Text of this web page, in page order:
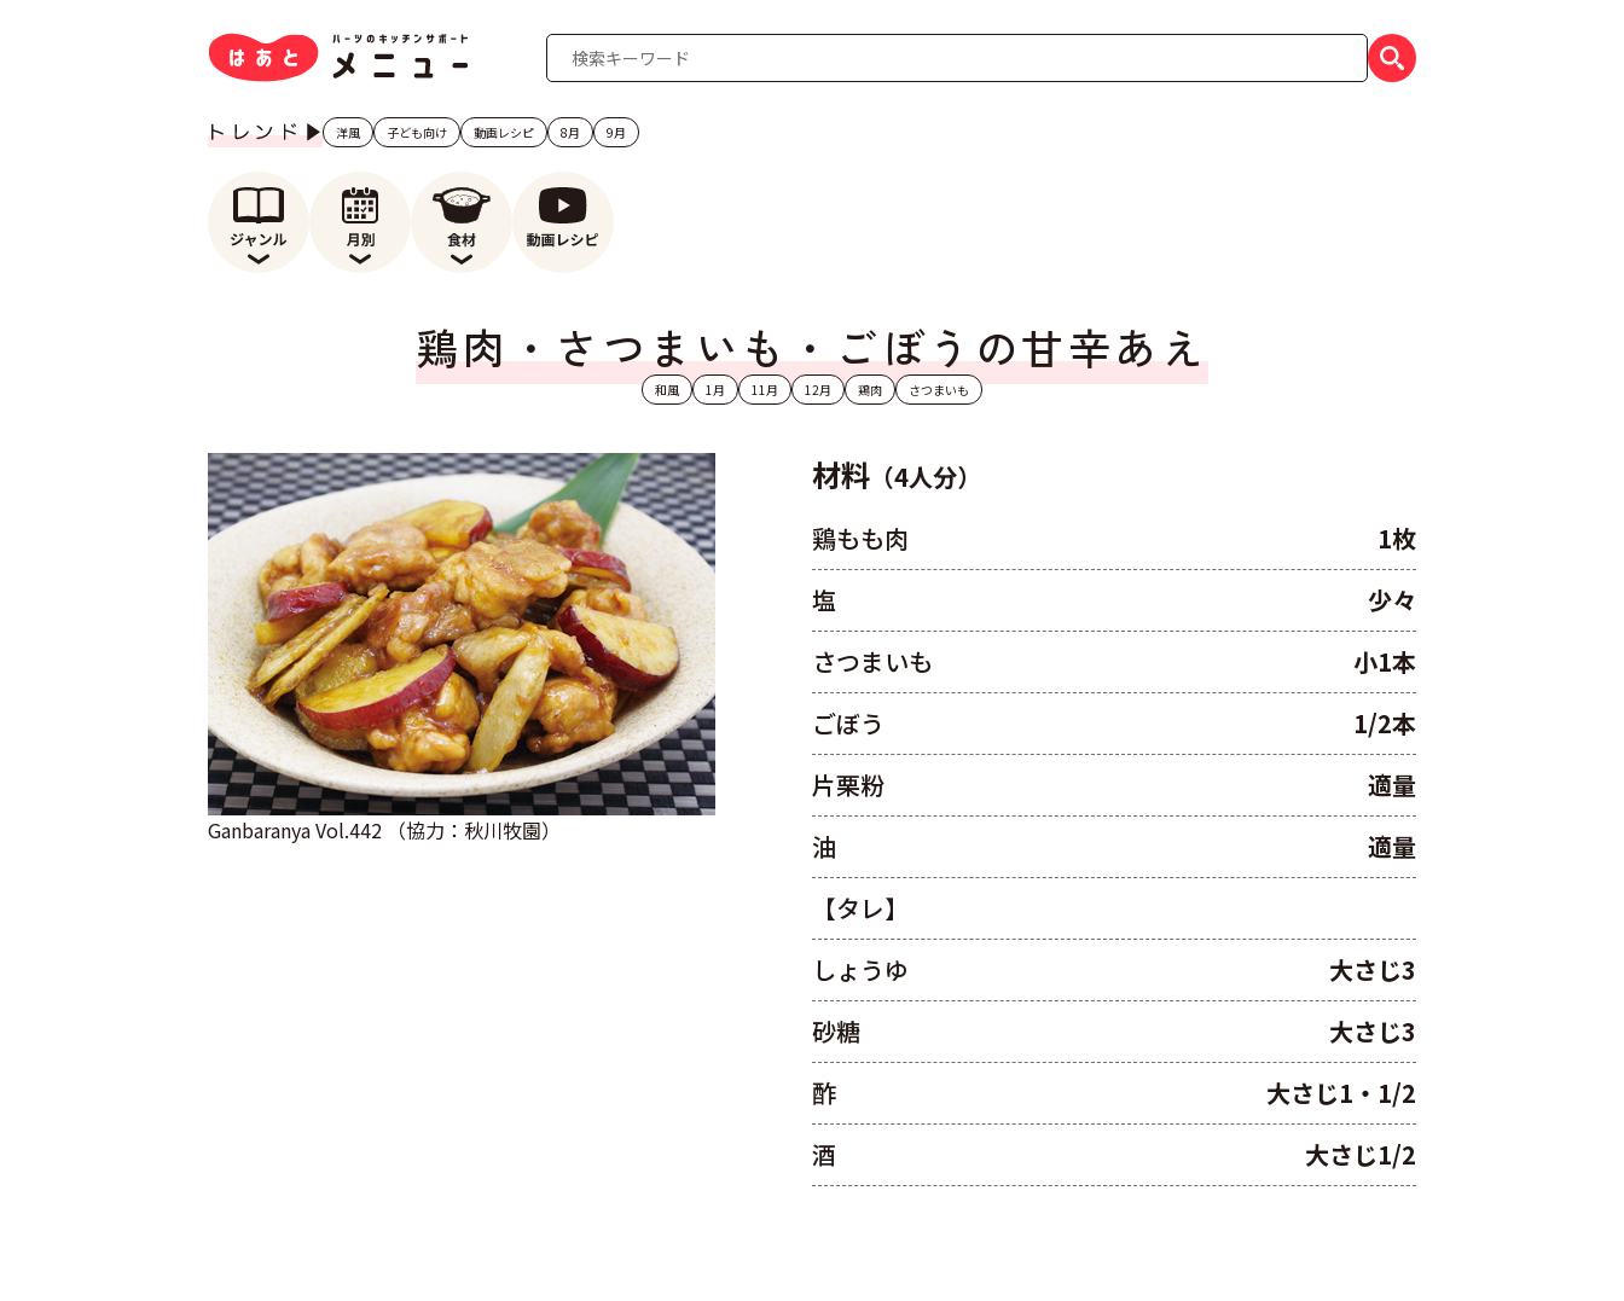
洋風 子ども向け 動画レシピ 8月 9月
鶏肉・さつまいも・ごぼうの甘辛あえ
和風 1月 11月 12月 鶏肉 さつまいも
Ganbaranya Vol.442 （協力：秋川牧園）
材料 （4人分）
鶏もも肉
1枚
塩
少々
さつまいも
小1本
ごぼう
1/2本
片栗粉
適量
油
適量
【タレ】
しょうゆ
大さじ3
砂糖
大さじ3
酢
大さじ1・1/2
酒
大さじ1/2